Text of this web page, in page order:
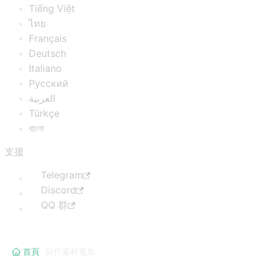
Tiếng Việt
ไทย
Français
Deutsch
Italiano
Русский
العربية
Türkçe
বাংলা
支援
Telegram
Discord
QQ 群
首頁